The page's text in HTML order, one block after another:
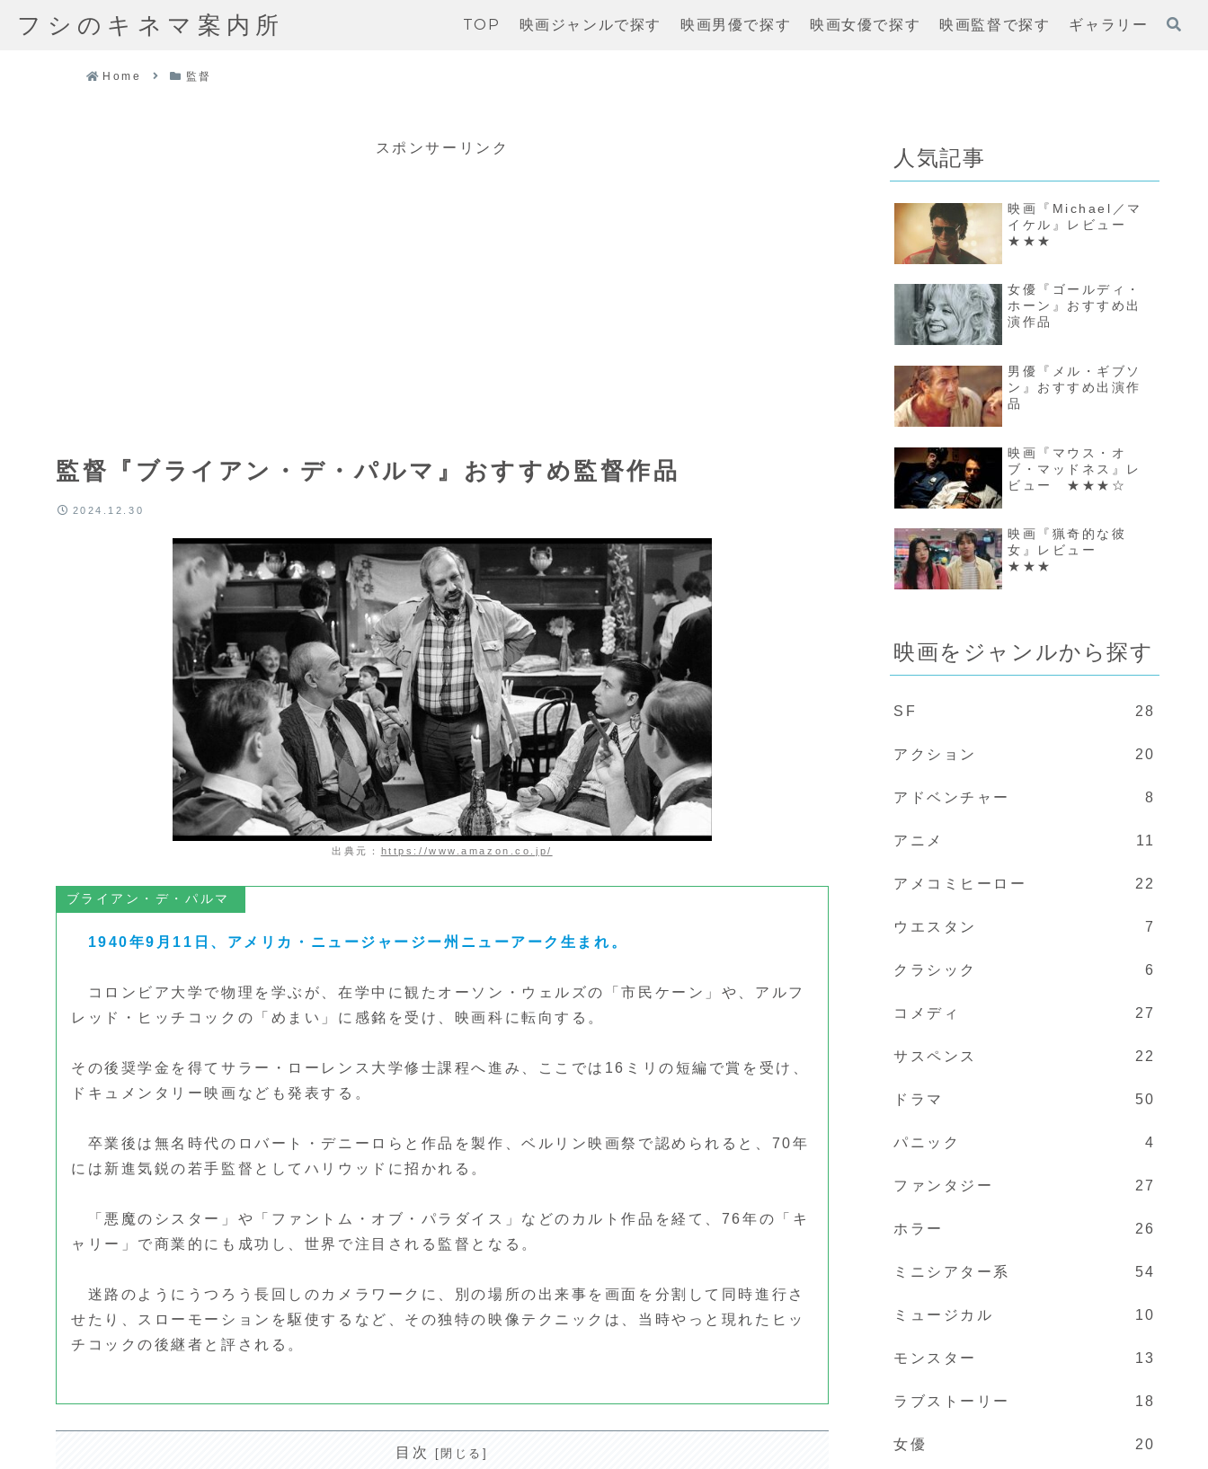
フシのキネマ案内所 TOP 映画ジャンルで探す 映画男優で探す 映画女優で探す 映画監督で探す ギャラリー
Home 監督
スポンサーリンク
監督『ブライアン・デ・パルマ』おすすめ監督作品
2024.12.30
出典元： https://www.amazon.co.jp/
ブライアン・デ・パルマ
1940年9月11日、アメリカ・ニュージャージー州ニューアーク生まれ。
コロンビア大学で物理を学ぶが、在学中に観たオーソン・ウェルズの「市民ケーン」や、アルフ
レッド・ヒッチコックの「めまい」に感銘を受け、映画科に転向する。
その後奨学金を得てサラー・ローレンス大学修士課程へ進み、ここでは16ミリの短編で賞を受け、
ドキュメンタリー映画なども発表する。
卒業後は無名時代のロバート・デニーロらと作品を製作、ベルリン映画祭で認められると、70年
には新進気鋭の若手監督としてハリウッドに招かれる。
「悪魔のシスター」や「ファントム・オブ・パラダイス」などのカルト作品を経て、76年の「キ
ャリー」で商業的にも成功し、世界で注目される監督となる。
迷路のようにうつろう長回しのカメラワークに、別の場所の出来事を画面を分割して同時進行さ
せたり、スローモーションを駆使するなど、その独特の映像テクニックは、当時やっと現れたヒッ
チコックの後継者と評される。
目次
人気記事
映画『Michael／マ
イケル』レビュー
★★★
女優『ゴールディ・
ホーン』おすすめ出
演作品
男優『メル・ギブソ
ン』おすすめ出演作
品
映画『マウス・オ
ブ・マッドネス』レ
ビュー ★★★☆
映画『猟奇的な彼
女』レビュー
★★★
映画をジャンルから探す
SF 28
アクション 20
アドベンチャー 8
アニメ 11
アメコミヒーロー 22
ウエスタン 7
クラシック 6
コメディ 27
サスペンス 22
ドラマ 50
パニック 4
ファンタジー 27
ホラー 26
ミニシアター系 54
ミュージカル 10
モンスター 13
ラブストーリー 18
女優 20